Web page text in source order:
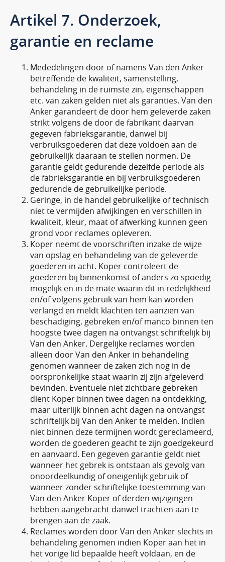
Artikel 7. Onderzoek,
garantie en reclame
Mededelingen door of namens Van den Anker
betreffende de kwaliteit, samenstelling,
behandeling in de ruimste zin, eigenschappen
etc. van zaken gelden niet als garanties. Van den
Anker garandeert de door hem geleverde zaken
strikt volgens de door de fabrikant daarvan
gegeven fabrieksgarantie, danwel bij
verbruiksgoederen dat deze voldoen aan de
gebruikelijk daaraan te stellen normen. De
garantie geldt gedurende dezelfde periode als
de fabrieksgarantie en bij verbruiksgoederen
gedurende de gebruikelijke periode.
Geringe, in de handel gebruikelijke of technisch
niet te vermijden afwijkingen en verschillen in
kwaliteit, kleur, maat of afwerking kunnen geen
grond voor reclames opleveren.
Koper neemt de voorschriften inzake de wijze
van opslag en behandeling van de geleverde
goederen in acht. Koper controleert de
goederen bij binnenkomst of anders zo spoedig
mogelijk en in de mate waarin dit in redelijkheid
en/of volgens gebruik van hem kan worden
verlangd en meldt klachten ten aanzien van
beschadiging, gebreken en/of manco binnen ten
hoogste twee dagen na ontvangst schriftelijk bij
Van den Anker. Dergelijke reclames worden
alleen door Van den Anker in behandeling
genomen wanneer de zaken zich nog in de
oorspronkelijke staat waarin zij zijn afgeleverd
bevinden. Eventuele niet zichtbare gebreken
dient Koper binnen twee dagen na ontdekking,
maar uiterlijk binnen acht dagen na ontvangst
schriftelijk bij Van den Anker te melden. Indien
niet binnen deze termijnen wordt gereclameerd,
worden de goederen geacht te zijn goedgekeurd
en aanvaard. Een gegeven garantie geldt niet
wanneer het gebrek is ontstaan als gevolg van
onoordeelkundig of oneigenlijk gebruik of
wanneer zonder schriftelijke toestemming van
Van den Anker Koper of derden wijzigingen
hebben aangebracht danwel trachten aan te
brengen aan de zaak.
Reclames worden door Van den Anker slechts in
behandeling genomen indien Koper aan het in
het vorige lid bepaalde heeft voldaan, en de